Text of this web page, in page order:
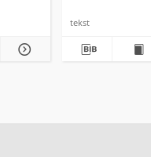
tekst